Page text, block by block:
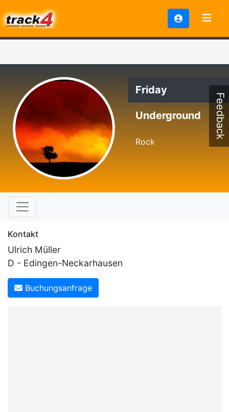
Friday
Underground
Rock
Kontakt
Ulrich Müller
D - Edingen-Neckarhausen
Buchungsanfrage
Feedback